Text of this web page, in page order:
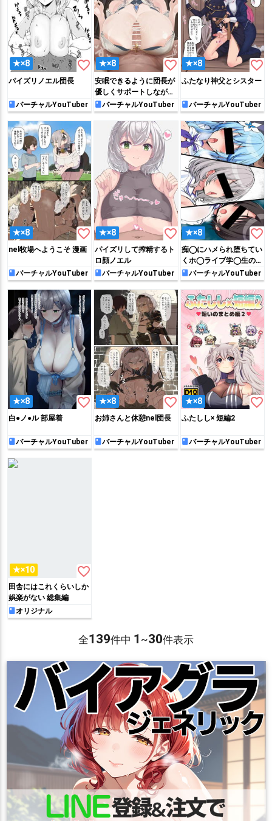
★×8 favorite_border
パイズリノエル団長
バーチャルYouTuber
★×8 favorite_border
安眠できるように団長が
優しくサポートしながら
ねむねむぴゅっぴゅ❤
バーチャルYouTuber
★×8 favorite_border
ふたなり神父とシスター
バーチャルYouTuber
★×8 favorite_border
nel牧場へようこそ 漫画
バーチャルYouTuber
★×8 favorite_border
パイズリして搾精するト
ロ顔ノエル
バーチャルYouTuber
★×8 favorite_border
痴◯にハメられ堕ちてい
くホ◯ライブ学◯生のス
ケベ漫画のようなもの
バーチャルYouTuber
★×8 favorite_border
白●ノ●ル 部屋着
バーチャルYouTuber
★×8 favorite_border
お姉さんと休憩nel団長
バーチャルYouTuber
★×8 favorite_border
ふたしし× 短編2
バーチャルYouTuber
★×10 favorite_border
田舎にはこれくらいしか
娯楽がない 総集編
オリジナル
全139件中 1 ~30件表示